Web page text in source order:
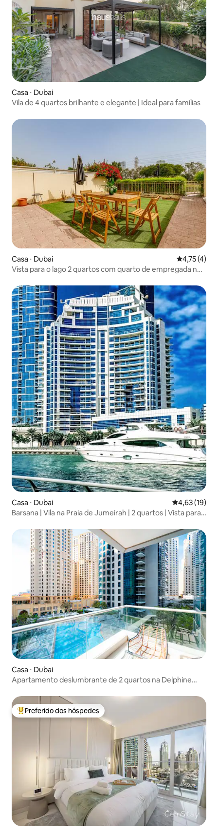
Casa ⋅ Dubai
Vila de 4 quartos brilhante e elegante | Ideal para famílias
Casa ⋅ Dubai 4,75 de
4,75 (4)
Vista para o lago 2 quartos com quarto de empregada no
Casa ⋅ Dubai 4,63 de uma
4,63 (19)
Barsana | Vila na Praia de Jumeirah | 2 quartos | Vista para a
Casa ⋅ Dubai
Apartamento deslumbrante de 2 quartos na Delphine
Entre os melhores preferidos dos hóspedes
Preferido dos hóspedes